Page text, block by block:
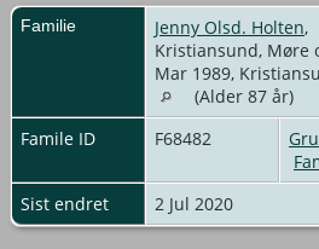
Familie Jenny Olsd. Holten,
Kristiansund, Møre
Mar 1989,
(Alder 87 år)
Famile ID
F68482
Sist endret
2 Jul 2020